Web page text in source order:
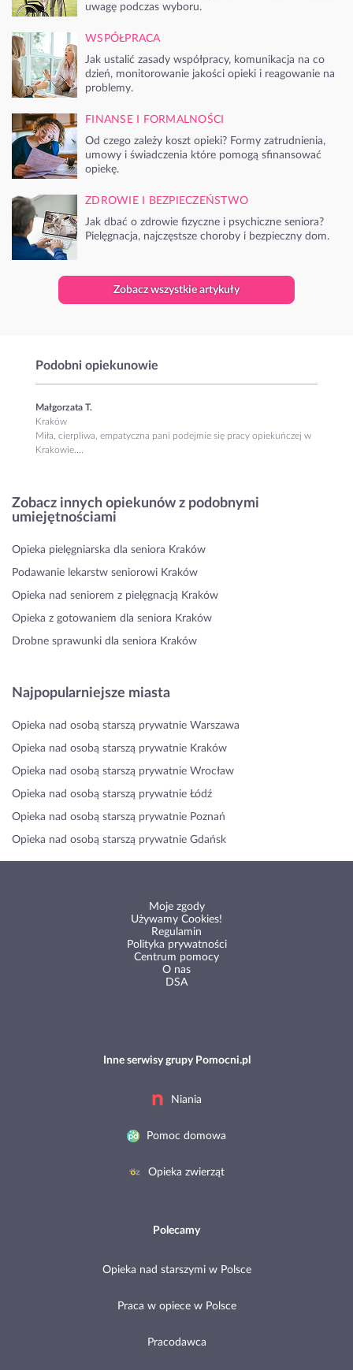
uwagę podczas wyboru.
WSPÓŁPRACA
Jak ustalić zasady współpracy, komunikacja na co
dzień, monitorowanie jakości opieki i reagowanie na
problemy.
FINANSE I FORMALNOŚCI
Od czego zależy koszt opieki? Formy zatrudnienia,
umowy i świadczenia które pomogą sfinansować
opiekę.
ZDROWIE I BEZPIECZEŃSTWO
Jak dbać o zdrowie fizyczne i psychiczne seniora?
Pielęgnacja, najczęstsze choroby i bezpieczny dom.
Zobacz wszystkie artykuły
Podobni opiekunowie
Małgorzata T.
Kraków
Miła, cierpliwa, empatyczna pani podejmie się pracy opiekuńczej w
Krakowie....
Zobacz innych opiekunów z podobnymi
umiejętnościami
Opieka pielęgniarska dla seniora Kraków
Podawanie lekarstw seniorowi Kraków
Opieka nad seniorem z pielęgnacją Kraków
Opieka z gotowaniem dla seniora Kraków
Drobne sprawunki dla seniora Kraków
Najpopularniejsze miasta
Opieka nad osobą starszą prywatnie Warszawa
Opieka nad osobą starszą prywatnie Kraków
Opieka nad osobą starszą prywatnie Wrocław
Opieka nad osobą starszą prywatnie Łódź
Opieka nad osobą starszą prywatnie Poznań
Opieka nad osobą starszą prywatnie Gdańsk
Moje zgody
Używamy Cookies!
Regulamin
Polityka prywatności
Centrum pomocy
O nas
DSA
Inne serwisy grupy Pomocni.pl
Niania
Pomoc domowa
Opieka zwierząt
Polecamy
Opieka nad starszymi w Polsce
Praca w opiece w Polsce
Pracodawca